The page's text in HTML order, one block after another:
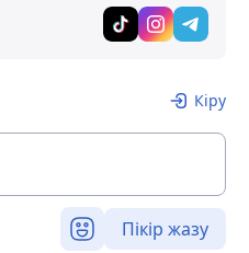
Кіру
Пікір жазу